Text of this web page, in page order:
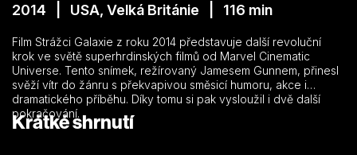
2014 | USA, Velká Británie | 116 min
Film Strážci Galaxie z roku 2014 představuje další revoluční
krok ve světě superhrdinských filmů od Marvel Cinematic
Universe. Tento snímek, režírovaný Jamesem Gunnem, přinesl
svěží vítr do žánru s překvapivou směsicí humoru, akce i
dramatického příběhu. Díky tomu si pak vysloužil i dvě další
pokračování.
Krátké shrnutí